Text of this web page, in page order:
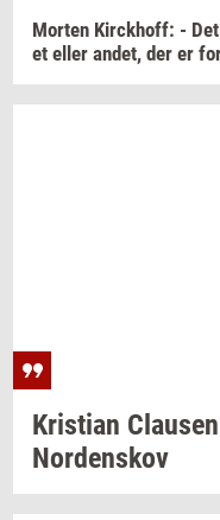
Mor­ten Kirck­hoff: - Det
et eller andet, der er
Kri­sti­an Clau­sen
Nor­denskov